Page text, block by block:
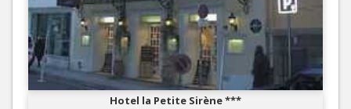
Hotel la Petite Sirène ***